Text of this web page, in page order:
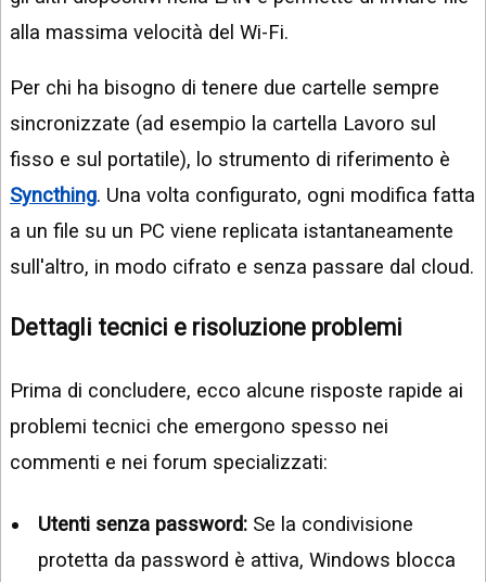
alla massima velocità del Wi-Fi.
Per chi ha bisogno di tenere due cartelle sempre
sincronizzate (ad esempio la cartella Lavoro sul
fisso e sul portatile), lo strumento di riferimento è
Syncthing. Una volta configurato, ogni modifica fatta
a un file su un PC viene replicata istantaneamente
sull'altro, in modo cifrato e senza passare dal cloud.
Dettagli tecnici e risoluzione problemi
Prima di concludere, ecco alcune risposte rapide ai
problemi tecnici che emergono spesso nei
commenti e nei forum specializzati:
Utenti senza password: Se la condivisione
protetta da password è attiva, Windows blocca